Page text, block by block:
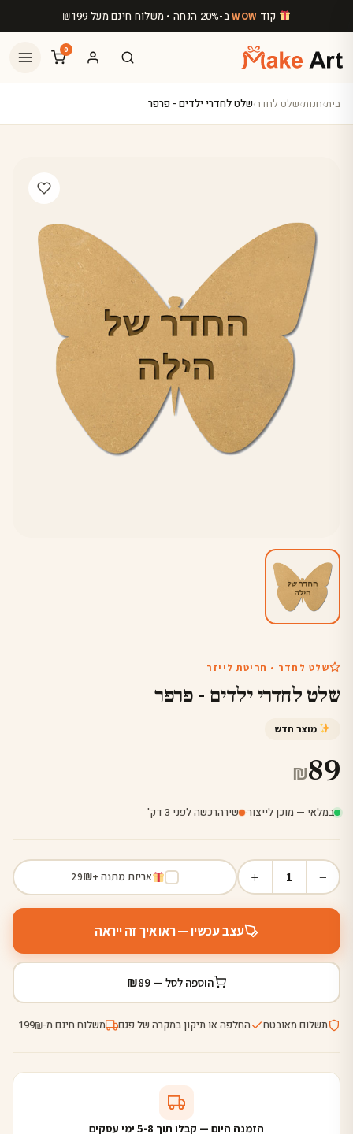
דלג לתוכן הראשי קוד WOWב-20% הנחה • משלוח חינם מעל ₪199
0
בית›חנות›שלט לחדר›שלט לחדרי ילדים - פרפר
שלט לחדר • חריטת לייזר
שלט לחדרי ילדים - פרפר
מוצר חדש
₪89
במלאי — מוכן לייצור· שירהרכשה לפני 3 דק'
−
1
+ אריזת מתנה +₪
29
עצב עכשיו — ראו איך זה ייראה
הוספה לסל — ₪89
תשלום מאובטח החלפה או תיקון במקרה של פגם משלוח חינם מ-₪
199
הזמנה היום — קבלו תוך 5-8 ימי עסקים